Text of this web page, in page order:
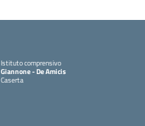
Istituto comprensivo
Giannone - De Amicis
Caserta